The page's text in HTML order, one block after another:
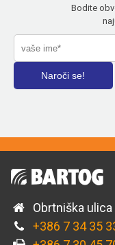
Bodite
Obrtniška
+386 7 34 35